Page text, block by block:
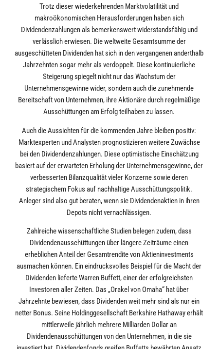
Trotz dieser wiederkehrenden Marktvolatilität und
makroökonomischen Herausforderungen haben sich
Dividendenzahlungen als bemerkenswert widerstandsfähig und
verlässlich erwiesen. Die weltweite Gesamtsumme der
ausgeschütteten Dividenden hat sich in den vergangenen anderthalb
Jahrzehnten sogar mehr als verdoppelt. Diese kontinuierliche
Steigerung spiegelt nicht nur das Wachstum der
Unternehmensgewinne wider, sondern auch die zunehmende
Bereitschaft von Unternehmen, ihre Aktionäre durch regelmäßige
Ausschüttungen am Erfolg teilhaben zu lassen.
Auch die Aussichten für die kommenden Jahre bleiben positiv:
Marktexperten und Analysten prognostizieren weitere Zuwächse
bei den Dividendenzahlungen. Diese optimistische Einschätzung
basiert auf der erwarteten Erholung der Unternehmensgewinne, der
verbesserten Bilanzqualität vieler Konzerne sowie deren
strategischem Fokus auf nachhaltige Ausschüttungspolitik.
Anleger sind also gut beraten, wenn sie Dividendenaktien in ihren
Depots nicht vernachlässigen.
Zahlreiche wissenschaftliche Studien belegen zudem, dass
Dividendenausschüttungen über längere Zeiträume einen
erheblichen Anteil der Gesamtrendite von Aktieninvestments
ausmachen können. Ein eindrucksvolles Beispiel für die Macht der
Dividenden lieferte Warren Buffett, einer der erfolgreichsten
Investoren aller Zeiten. Das „Orakel von Omaha“ hat über
Jahrzehnte bewiesen, dass Dividenden weit mehr sind als nur ein
netter Bonus. Seine Holdinggesellschaft Berkshire Hathaway erhält
mittlerweile jährlich mehrere Milliarden Dollar an
Dividendenausschüttungen von den Unternehmen, in die sie